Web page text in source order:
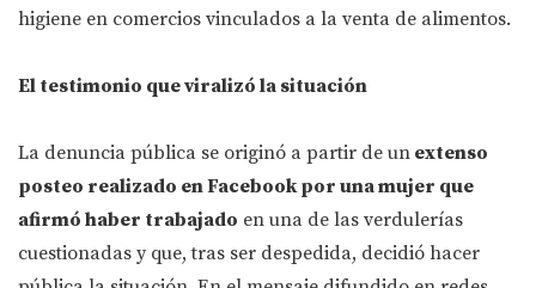
higiene en comercios vinculados a la venta de alimentos.
El testimonio que viralizó la situación
La denuncia pública se originó a partir de un extenso
posteo realizado en Facebook por una mujer que
afirmó haber trabajado en una de las verdulerías
cuestionadas y que, tras ser despedida, decidió hacer